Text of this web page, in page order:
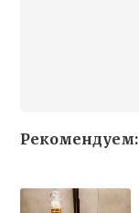
Рекомендуем: